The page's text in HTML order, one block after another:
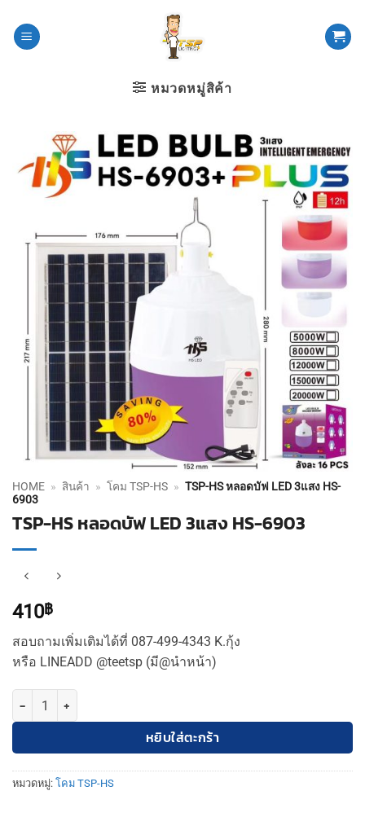
หมวดหมู่สิค้า
HOME » สินค้า » โคม TSP-HS » TSP-HS หลอดบัฟ LED 3แสง HS-
6903
TSP-HS หลอดบัฟ LED 3แสง HS-6903
410฿
สอบถามเพิ่มเติมได้ที่ 087-499-4343 K.กุ้ง
หรือ LINEADD @teetsp (มี@นำหน้า)
จำนวน TSP-HS หลอดบัฟ LED 3แสง HS-6903 ชิ้น
หยิบใส่ตะกร้า
หมวดหมู่: โคม TSP-HS